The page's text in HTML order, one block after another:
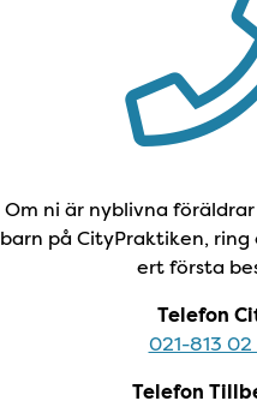
Om ni är nyblivna
barn på CityPraktiken,
ert första
Telefon
021-813
Telefon